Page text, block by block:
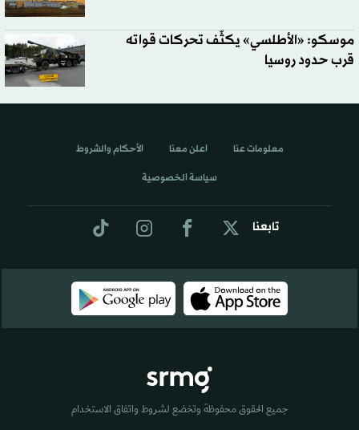
موسكو: «الأطلسي» يكثّف تحركات قواته
قرب حدود روسيا
تابعنا
معلومات عنا اعلن معنا الأحكام والشروط
سياسة الخصوصية
جميع الحقوق محفوظة وتخضع لشروط واتفاق الاستخدام